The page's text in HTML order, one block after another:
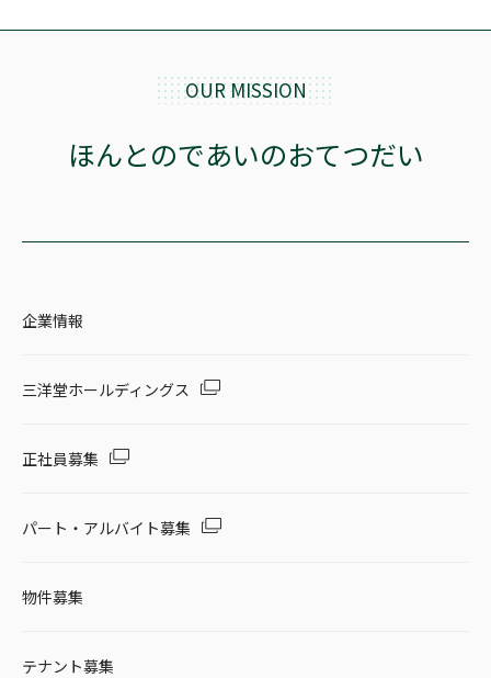
OUR MISSION
ほんとのであいのおてつだい
企業情報
三洋堂ホールディングス
正社員募集
パート・アルバイト募集
物件募集
テナント募集